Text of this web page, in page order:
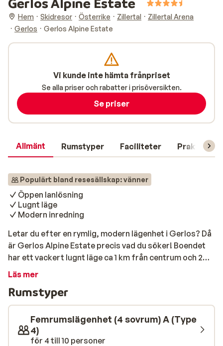
Hem Skidresor Österrike Zillertal
Zillertal Arena
Gerlos
Gerlos Alpine Estate
Allmänt Rumstyper Faciliteter Praktisk
Populärt bland resesällskap: vänner
Öppen lanlösning
Lugnt läge
Modern inredning
Letar du efter en rymlig, modern lägenhet i Gerlos? Då
är Gerlos Alpine Estate precis vad du söker! Boendet
har ett vackert lugnt läge ca 1 km från centrum och 2
km från skidliften. Skidbussen som snabbt tar dig till
Lägenheterna är fint inredda och har ett fullt utrustat
kök samt öppen planlösning. Dessutom har alla
lägenheter balkong med utsikt över de vackra
omgivningarna. Vissa lägenheter har även egen bastu!
Läs mer
Rumstyper
Femrumslägenhet (4 sovrum) A (Type
4)
för 4 till 10 personer
Vi kunde inte hämta frånpriset
Se alla priser och rabatter i prisöversikten.
Se priser